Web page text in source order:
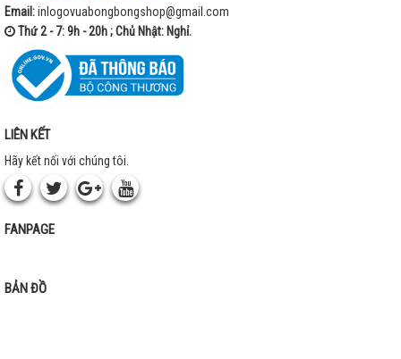
Email:inlogovuabongbongshop@gmail.com
Thứ 2 - 7: 9h - 20h ; Chủ Nhật: Nghỉ.
LIÊN KẾT
Hãy kết nối với chúng tôi.
FANPAGE
BẢN ĐỒ